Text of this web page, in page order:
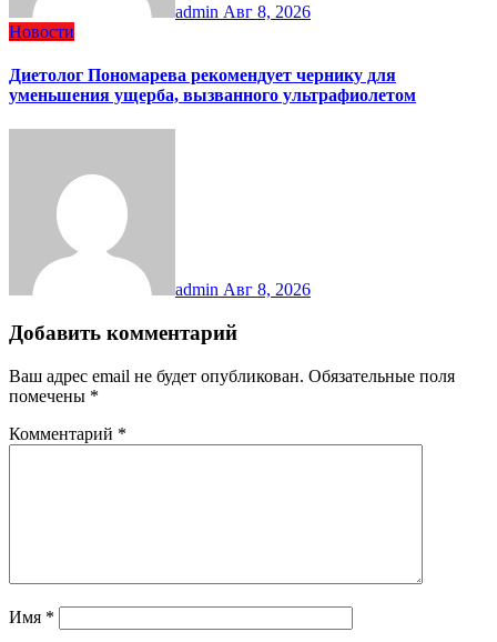
admin Авг 8, 2026
Новости
Диетолог Пономарева рекомендует чернику для
уменьшения ущерба, вызванного ультрафиолетом
admin Авг 8, 2026
Добавить комментарий
Ваш адрес email не будет опубликован. Обязательные поля
помечены *
Комментарий *
Имя *